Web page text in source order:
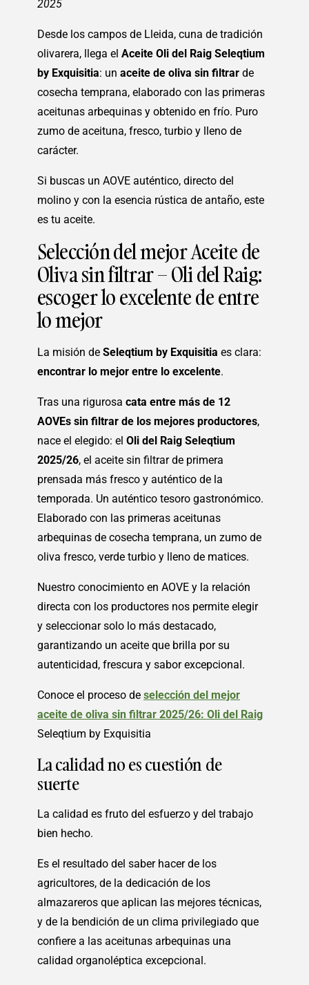
2025
Desde los campos de Lleida, cuna de tradición
olivarera, llega el Aceite Oli del Raig Seleqtium
by Exquisitia: un aceite de oliva sin filtrar de
cosecha temprana, elaborado con las primeras
aceitunas arbequinas y obtenido en frío. Puro
zumo de aceituna, fresco, turbio y lleno de
carácter.
Si buscas un AOVE auténtico, directo del
molino y con la esencia rústica de antaño, este
es tu aceite.
Selección del mejor Aceite de
Oliva sin filtrar – Oli del Raig:
escoger lo excelente de entre
lo mejor
La misión de Seleqtium by Exquisitia es clara:
encontrar lo mejor entre lo excelente.
Tras una rigurosa cata entre más de 12
AOVEs sin filtrar de los mejores productores,
nace el elegido: el Oli del Raig Seleqtium
2025/26, el aceite sin filtrar de primera
prensada más fresco y auténtico de la
temporada. Un auténtico tesoro gastronómico.
Elaborado con las primeras aceitunas
arbequinas de cosecha temprana, un zumo de
oliva fresco, verde turbio y lleno de matices.
Nuestro conocimiento en AOVE y la relación
directa con los productores nos permite elegir
y seleccionar solo lo más destacado,
garantizando un aceite que brilla por su
autenticidad, frescura y sabor excepcional.
Conoce el proceso de selección del mejor
aceite de oliva sin filtrar 2025/26: Oli del Raig
Seleqtium by Exquisitia
La calidad no es cuestión de
suerte
La calidad es fruto del esfuerzo y del trabajo
bien hecho.
Es el resultado del saber hacer de los
agricultores, de la dedicación de los
almazareros que aplican las mejores técnicas,
y de la bendición de un clima privilegiado que
confiere a las aceitunas arbequinas una
calidad organoléptica excepcional.